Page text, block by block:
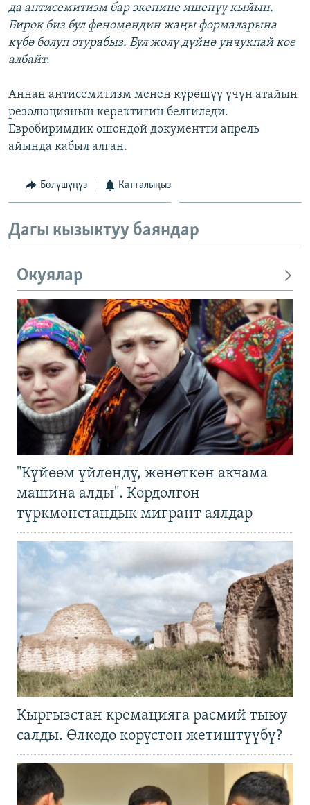
да антисемитизм бар экенине ишенүү кыйын.
Бирок биз бул феномендин жаңы формаларына
күбө болуп отурабыз. Бул жолү дүйнө унчукпай кое
албайт.
Аннан антисемитизм менен күрөшүү үчүн атайын
резолюциянын керектигин белгиледи.
Евробиримдик ошондой документти апрель
айында кабыл алган.
Бөлүшүңүз Катталыңыз
Дагы кызыктуу баяндар
Окуялар
"Күйөөм үйлөндү, жөнөткөн акчама
машина алды". Кордолгон
түркмөнстандык мигрант аялдар
Кыргызстан кремацияга расмий тыюу
салды. Өлкөдө көрүстөн жетиштүүбү?